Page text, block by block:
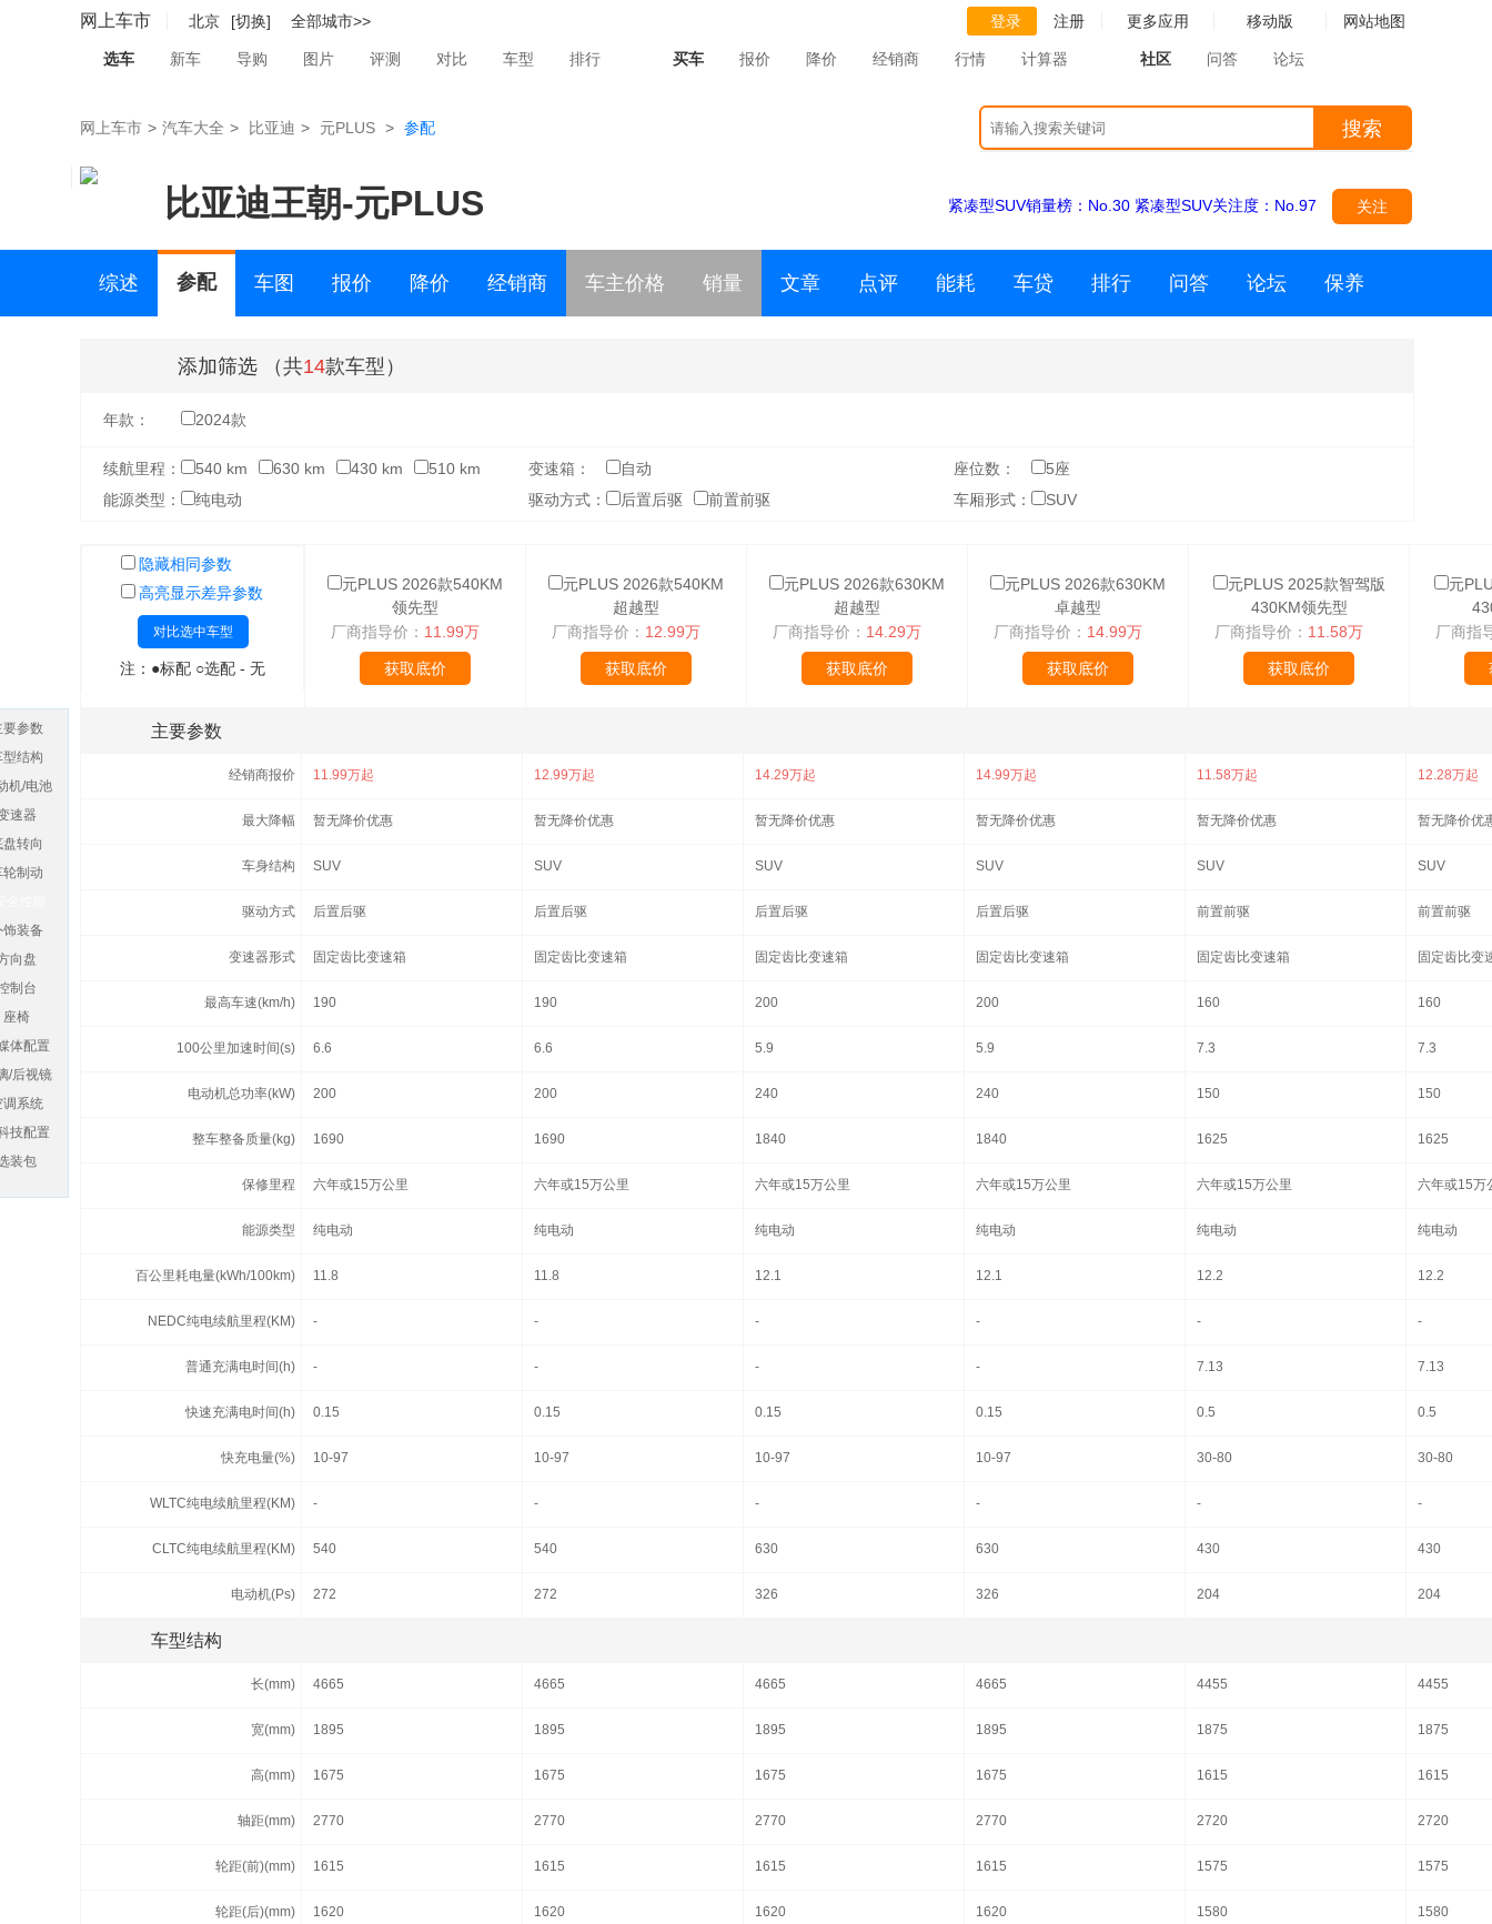
网上车市 北京 [切换] 全部城市>> 登录 注册 更多应用 移动版 网站地图
选车 新车 导购 图片 评测 对比 车型 排行 买车 报价 降价 经销商 行情 计算器 社区 问答 论坛
网上车市 > 汽车大全 > 比亚迪 > 元PLUS > 参配 搜索
比亚迪王朝-元PLUS 紧凑型SUV销量榜： No.30 紧凑型SUV关注度： No.97 关注
综述 参配 车图 报价 降价 经销商 车主价格 销量 文章 点评 能耗 车贷 排行 问答 论坛 保养
添加筛选 （共14款车型）
年款： 2024款
续航里程： 540 km 630 km 430 km 510 km 变速箱： 自动 座位数：
5座
能源类型：
纯电动 驱动方式： 后置后驱 前置前驱 车厢形式： SUV
隐藏相同参数
高亮显示差异参数
对比选中车型
注：●标配 ○选配 - 无
元PLUS 2026款540KM
领先型
厂商指导价： 11.99万
获取底价
元PLUS 2026款540KM
超越型
厂商指导价： 12.99万
获取底价
元PLUS 2026款630KM
超越型
厂商指导价： 14.29万
获取底价
元PLUS 2026款630KM
卓越型
厂商指导价： 14.99万
获取底价
元PLUS 2025款智驾版
430KM领先型
厂商指导价： 11.58万
获取底价
元
厂商指
主要参数
经销商报价 11.99万起 12.99万起 14.29万起 14.99万起 11.58万起 12.28万起
最大降幅 暂无降价优惠 暂无降价优惠 暂无降价优惠 暂无降价优惠 暂无降价优惠 暂无降价优
车身结构 SUV SUV SUV SUV SUV SUV
驱动方式 后置后驱 后置后驱 后置后驱 后置后驱 前置前驱 前置前驱
变速器形式 固定齿比变速箱 固定齿比变速箱 固定齿比变速箱 固定齿比变速箱 固定齿比变速箱 固定齿比变
最高车速(km/h) 190 190 200 200 160 160
100公里加速时间(s) 6.6 6.6 5.9 5.9 7.3 7.3
电动机总功率(kW) 200 200 240 240 150 150
整车整备质量(kg) 1690 1690 1840 1840 1625 1625
保修里程 六年或15万公里 六年或15万公里 六年或15万公里 六年或15万公里 六年或15万公里 六年或15万
能源类型 纯电动 纯电动 纯电动 纯电动 纯电动 纯电动
百公里耗电量(kWh/100km) 11.8 11.8 12.1 12.1 12.2 12.2
NEDC纯电续航里程(KM) - - - - - -
普通充满电时间(h) - - - - 7.13 7.13
快速充满电时间(h) 0.15 0.15 0.15 0.15 0.5 0.5
快充电量(%) 10-97 10-97 10-97 10-97 30-80 30-80
WLTC纯电续航里程(KM) - - - - - -
CLTC纯电续航里程(KM) 540 540 630 630 430 430
电动机(Ps) 272 272 326 326 204 204
车型结构
长(mm) 4665 4665 4665 4665 4455 4455
宽(mm) 1895 1895 1895 1895 1875 1875
高(mm) 1675 1675 1675 1675 1615 1615
轴距(mm) 2770 2770 2770 2770 2720 2720
轮距(前)(mm) 1615 1615 1615 1615 1575 1575
轮距(后)(mm) 1620 1620 1620 1620 1580 1580
要参数
型结构
机/电池
速器
盘转向
轮制动
饰装备
向盘
制台
座椅
体配置
/后视镜
调系统
技配置
装包